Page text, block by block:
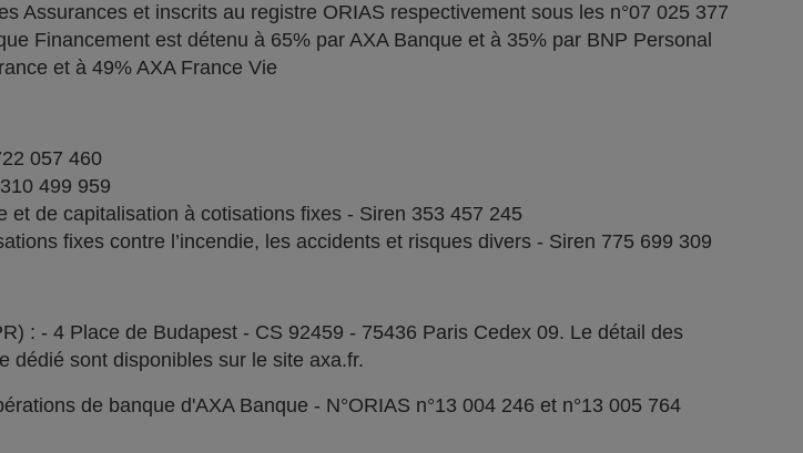
Assurances et inscrits au registre ORIAS respectivement sous les n°07 025 377
Financement est détenu à 65% par AXA Banque et à 35% par BNP Personal
et à 49% AXA France Vie
057 460
499 959
et de capitalisation à cotisations fixes - Siren 353 457 245
fixes contre l’incendie, les accidents et risques divers - Siren 775 699 309
: - 4 Place de Budapest - CS 92459 - 75436 Paris Cedex 09. Le détail des
dédié sont disponibles sur le site axa.fr.
de banque d'AXA Banque - N°ORIAS n°13 004 246 et n°13 005 764